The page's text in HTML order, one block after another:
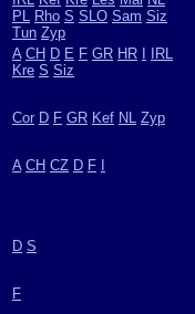
PL Rho S SLO Sam Siz
Tun Zyp
A CH D E F GR HR
IRL
Kre S Siz
Cor D F GR Kef NL Zyp
A CH CZ D F
D S
F